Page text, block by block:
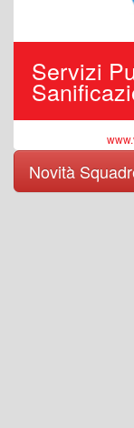
Servizi
Novità